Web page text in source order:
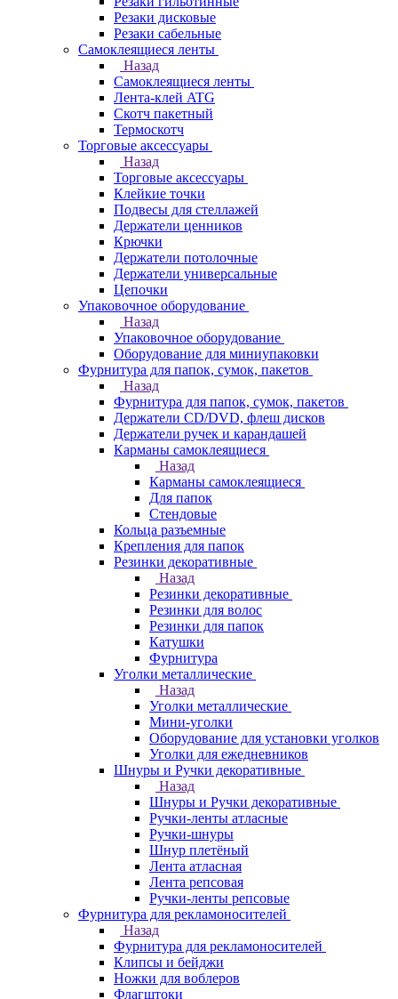
Резаки дисковые
Резаки сабельные
Самоклеящиеся ленты
Назад
Самоклеящиеся ленты
Лента-клей ATG
Скотч пакетный
Термоскотч
Торговые аксессуары
Назад
Торговые аксессуары
Клейкие точки
Подвесы для стеллажей
Держатели ценников
Крючки
Держатели потолочные
Держатели универсальные
Цепочки
Упаковочное оборудование
Назад
Упаковочное оборудование
Оборудование для миниупаковки
Фурнитура для папок, сумок, пакетов
Назад
Фурнитура для папок, сумок, пакетов
Держатели CD/DVD, флеш дисков
Держатели ручек и карандашей
Карманы самоклеящиеся
Назад
Карманы самоклеящиеся
Для папок
Стендовые
Кольца разъемные
Крепления для папок
Резинки декоративные
Назад
Резинки декоративные
Резинки для волос
Резинки для папок
Катушки
Фурнитура
Уголки металлические
Назад
Уголки металлические
Мини-уголки
Оборудование для установки уголков
Уголки для ежедневников
Шнуры и Ручки декоративные
Назад
Шнуры и Ручки декоративные
Ручки-ленты атласные
Ручки-шнуры
Шнур плетёный
Лента атласная
Лента репсовая
Ручки-ленты репсовые
Фурнитура для рекламоносителей
Назад
Фурнитура для рекламоносителей
Клипсы и бeйджи
Ножки для воблеров
Флагштоки